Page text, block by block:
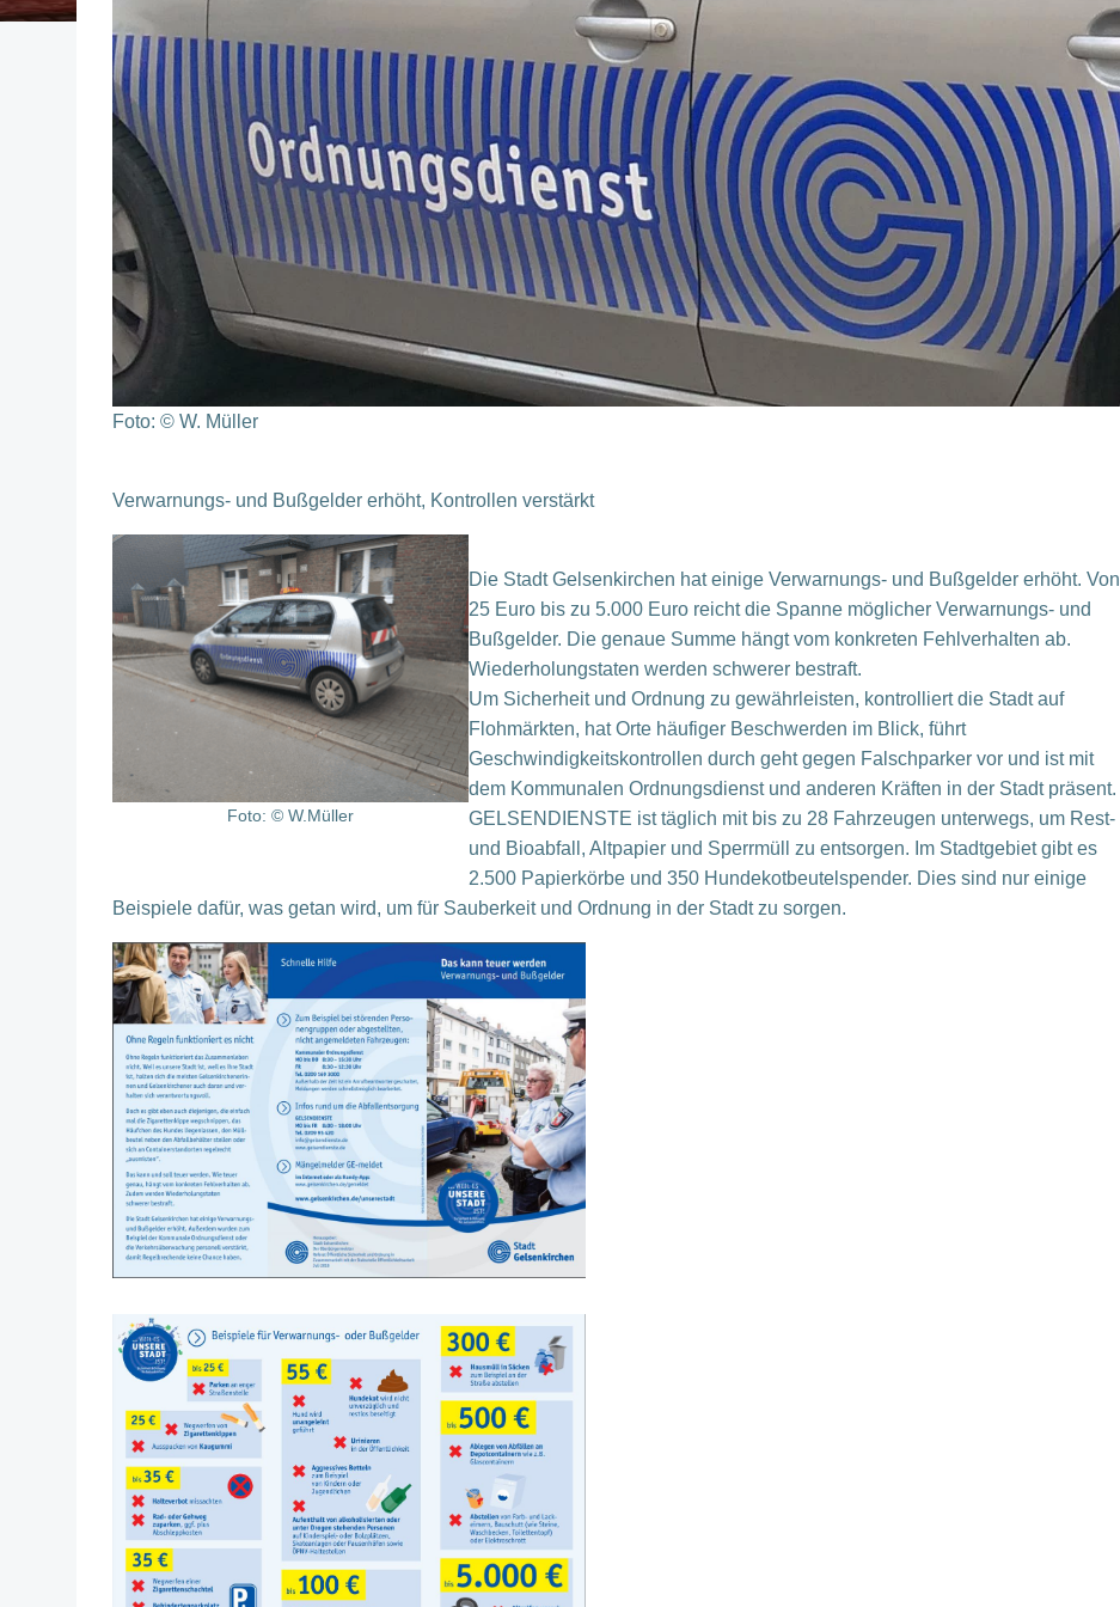
Foto: © W. Müller
Verwarnungs- und Bußgelder erhöht, Kontrollen verstärkt
Foto: © W.Müller
Die Stadt Gelsenkirchen hat einige Verwarnungs- und Bußgelder erhöht. Von
25 Euro bis zu 5.000 Euro reicht die Spanne möglicher Verwarnungs- und
Bußgelder. Die genaue Summe hängt vom konkreten Fehlverhalten ab.
Wiederholungstaten werden schwerer bestraft.
Um Sicherheit und Ordnung zu gewährleisten, kontrolliert die Stadt auf
Flohmärkten, hat Orte häufiger Beschwerden im Blick, führt
Geschwindigkeitskontrollen durch geht gegen Falschparker vor und ist mit
dem Kommunalen Ordnungsdienst und anderen Kräften in der Stadt präsent.
GELSENDIENSTE ist täglich mit bis zu 28 Fahrzeugen unterwegs, um Rest-
und Bioabfall, Altpapier und Sperrmüll zu entsorgen. Im Stadtgebiet gibt es
2.500 Papierkörbe und 350 Hundekotbeutelspender. Dies sind nur einige
Beispiele dafür, was getan wird, um für Sauberkeit und Ordnung in der Stadt zu sorgen.